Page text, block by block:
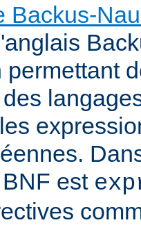
Backus-
permettant
est